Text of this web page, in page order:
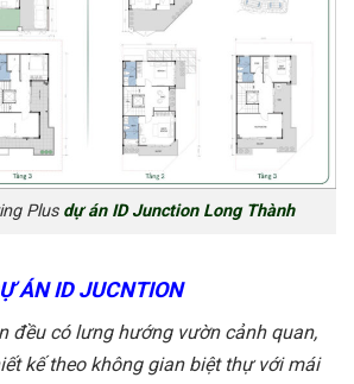
Plus dự án ID Junction Long Thành
ÁN ID JUCNTION
đều có lưng hướng vườn cảnh quan,
kế theo không gian biệt thự với mái